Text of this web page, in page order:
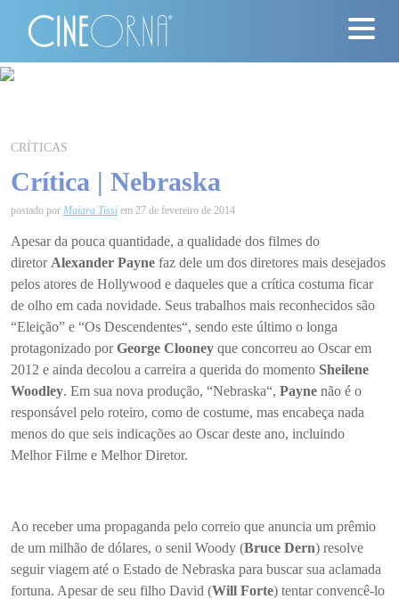
#ClássicosCineOrna
Nossa História
CRÍTICAS
Crítica | Nebraska
postado por Maiara Tissi em 27 de fevereiro de 2014
Apesar da pouca quantidade, a qualidade dos filmes do
diretor Alexander Payne faz dele um dos diretores mais desejados
pelos atores de Hollywood e daqueles que a crítica costuma ficar
de olho em cada novidade. Seus trabalhos mais reconhecidos são
“Eleição” e “Os Descendentes“, sendo este último o longa
protagonizado porGeorge Clooney que concorreu ao Oscar em
2012 e ainda decolou a carreira a querida do momento Sheilene
Woodley. Em sua nova produção, “Nebraska“, Payne não é o
responsável pelo roteiro, como de costume, mas encabeça nada
menos do que seis indicações ao Oscar deste ano, incluindo
Melhor Filme e Melhor Diretor.
Ao receber uma propaganda pelo correio que anuncia um prêmio
de um milhão de dólares, o senil Woody (Bruce Dern) resolve
seguir viagem até o Estado de Nebraska para buscar sua aclamada
fortuna. Apesar de seu filho David (Will Forte) tentar convencê-lo